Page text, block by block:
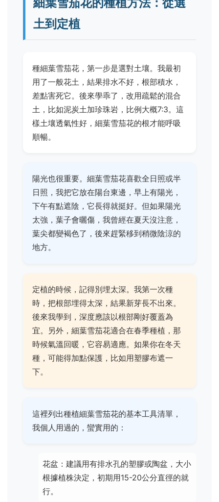
土到定植
種細葉雪茄花，第一步是選對土壤。我最初
用了一般花土，結果排水不好，根部積水，
差點害死它。後來學乖了，改用疏鬆的混合
土，比如泥炭土加珍珠岩，比例大概7:3。這
樣土壤透氣性好，細葉雪茄花的根才能呼吸
順暢。
陽光也很重要。細葉雪茄花喜歡全日照或半
日照，我把它放在陽台東邊，早上有陽光，
下午有點遮陰，它長得就挺好。但如果陽光
太強，葉子會曬傷，我曾經在夏天沒注意，
葉尖都變褐色了，後來趕緊移到稍微陰涼的
地方。
定植的時候，記得別埋太深。我第一次種
時，把根部埋得太深，結果新芽長不出來。
後來我學到，深度應該以根部剛好覆蓋為
宜。另外，細葉雪茄花適合在春季種植，那
時候氣溫回暖，它容易適應。如果你在冬天
種，可能得加點保護，比如用塑膠布遮一
下。
這裡列出種植細葉雪茄花的基本工具清單，
我個人用過的，蠻實用的：
花盆：建議用有排水孔的塑膠或陶盆，大小
根據植株決定，初期用15-20公分直徑的就
行。